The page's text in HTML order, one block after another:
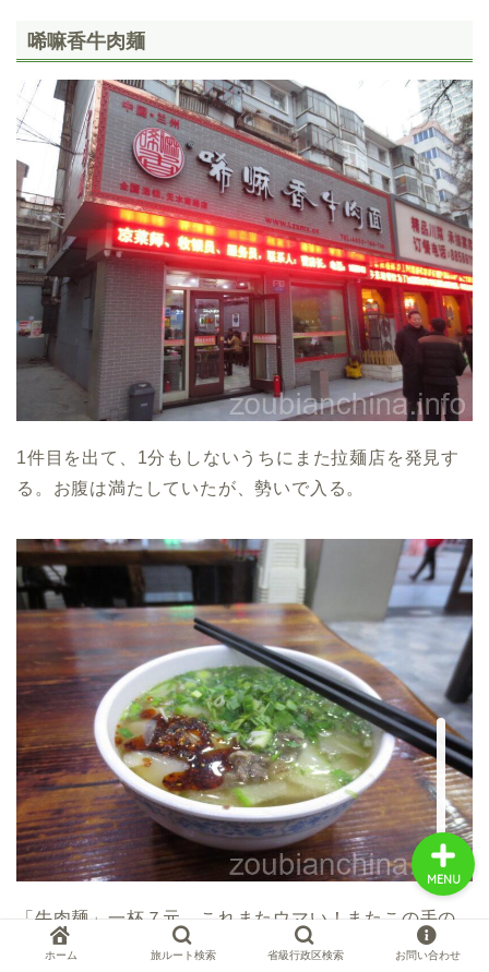
唏嘛香牛肉麺
1件目を出て、1分もしないうちにまた拉麺店を発見す
る。お腹は満たしていたが、勢いで入る。
「牛肉麺」一杯７元。これまたウマい！またこの手の
拉麺、日本のラーメンと異なり、高カロリー感を全く
ホーム 旅ルート検索 省級行政区検索 お問い合わせ
MENU
中国お薦め観光地
中国の世界遺産
中国旅行の情報案内
中国麺ランキング